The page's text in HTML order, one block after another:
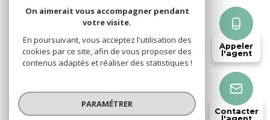
Appeler
l'agent
Contacter
Cookies
© 2026 | Tous droits réservés
On aimerait vous accompagner pendant
votre visite.
En poursuivant, vous acceptez l'utilisation des
cookies par ce site, afin de vous proposer des
contenus adaptés et réaliser des statistiques !
PARAMÉTRER